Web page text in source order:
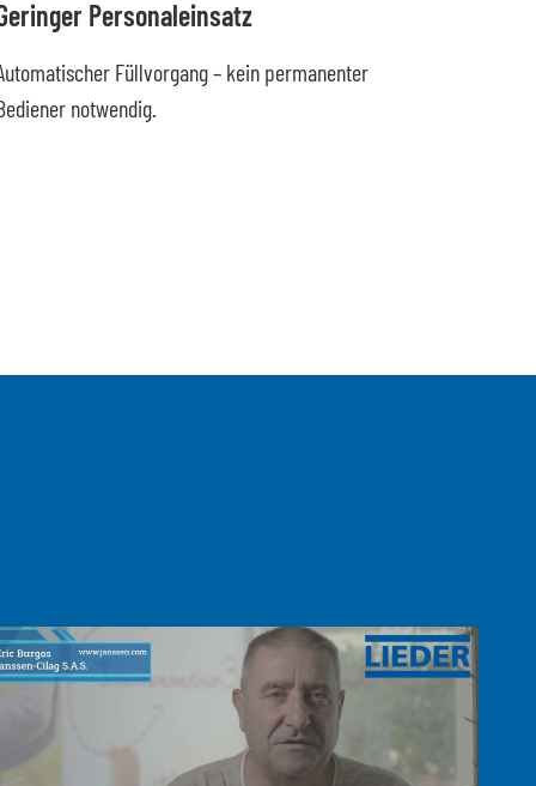
Personaleinsatz
Füllvorgang – kein permanenter
notwendig.